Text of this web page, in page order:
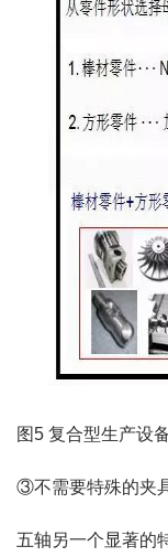
图5 复合型生产设
③不需要特殊的夹
五轴另一个显著的